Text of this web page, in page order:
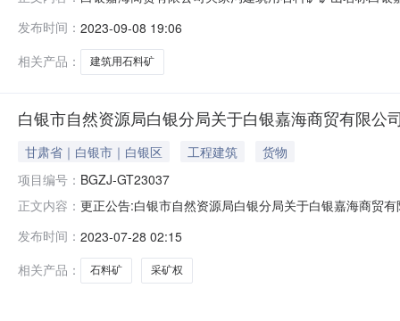
白银市公共资源交易中心成交时间2023-09-08价款缴纳
发布时间： 2023-09-08 19:06
相关产品：
建筑用石料矿
白银市自然资源局白银分局关于白银嘉海商贸有限
甘肃省｜白银市｜白银区 工程建筑
货物
项目编号： BGZJ-GT23037
正文内容： 更正公告:白银市自然资源局白银分局关于白银嘉海商贸
GT23037的白银市自然资源局白银分局关于白银嘉海商
期不同步，现需对该项目的挂
发布时间： 2023-07-28 02:15
相关产品：
石料矿 采矿权